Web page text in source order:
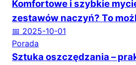
Komfortowe i szybkie
zestawów naczyń? To
📅 2025-10-01
Porada
Sztuka oszczędzania –